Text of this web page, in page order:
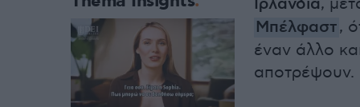
Ιρλανδία,
Μπέλφαστ,
έναν άλλο
αποτρέψουν.